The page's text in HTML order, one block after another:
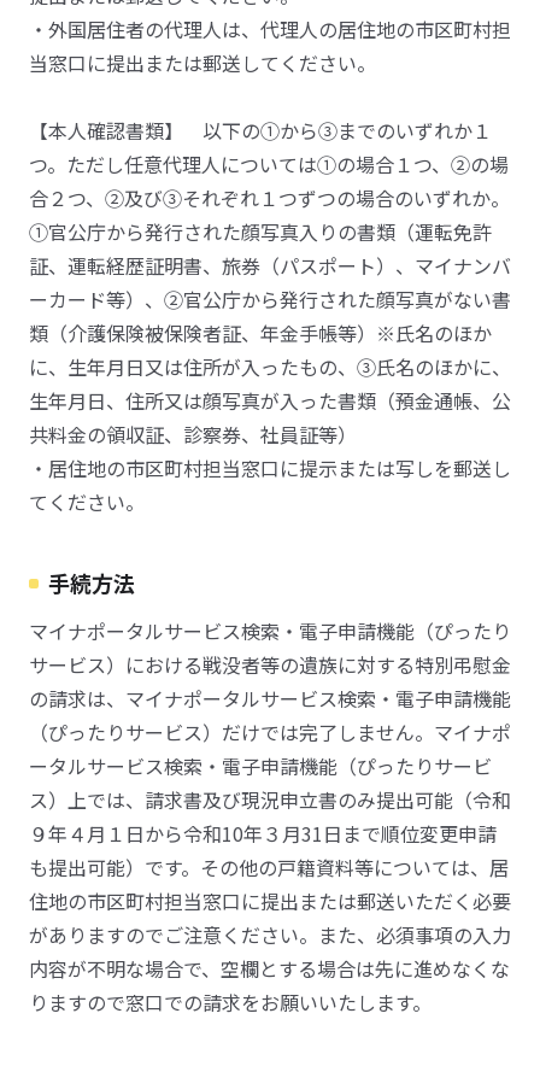
・外国居住者の代理人は、代理人の居住地の市区町村担
当窓口に提出または郵送してください。
【本人確認書類】 以下の①から③までのいずれか１
つ。ただし任意代理人については①の場合１つ、②の場
合２つ、②及び③それぞれ１つずつの場合のいずれか。
①官公庁から発行された顔写真入りの書類（運転免許
証、運転経歴証明書、旅券（パスポート）、マイナンバ
ーカード等）、②官公庁から発行された顔写真がない書
類（介護保険被保険者証、年金手帳等）※氏名のほか
に、生年月日又は住所が入ったもの、③氏名のほかに、
生年月日、住所又は顔写真が入った書類（預金通帳、公
共料金の領収証、診察券、社員証等）
・居住地の市区町村担当窓口に提示または写しを郵送し
てください。
手続方法
マイナポータルサービス検索・電子申請機能（ぴったり
サービス）における戦没者等の遺族に対する特別弔慰金
の請求は、マイナポータルサービス検索・電子申請機能
（ぴったりサービス）だけでは完了しません。マイナポ
ータルサービス検索・電子申請機能（ぴったりサービ
ス）上では、請求書及び現況申立書のみ提出可能（令和
９年４月１日から令和10年３月31日まで順位変更申請
も提出可能）です。その他の戸籍資料等については、居
住地の市区町村担当窓口に提出または郵送いただく必要
がありますのでご注意ください。また、必須事項の入力
内容が不明な場合で、空欄とする場合は先に進めなくな
りますので窓口での請求をお願いいたします。